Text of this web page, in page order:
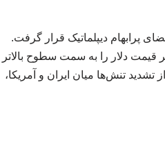
پرابهام دیپلماتیک قرار گرفت.
قیمت دلار را به سمت سطوح بالاتر
تنش‌ها میان ایران و آمریکا،